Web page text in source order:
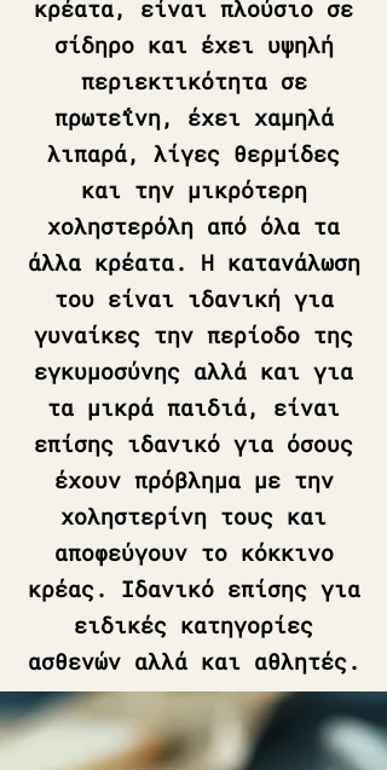
κρέατα, είναι πλούσιο σε
σίδηρο και έχει υψηλή
περιεκτικότητα σε
πρωτεΐνη, έχει χαμηλά
λιπαρά, λίγες θερμίδες
και την μικρότερη
χοληστερόλη από όλα τα
άλλα κρέατα. Η κατανάλωση
του είναι ιδανική για
γυναίκες την περίοδο της
εγκυμοσύνης αλλά και για
τα μικρά παιδιά, είναι
επίσης ιδανικό για όσους
έχουν πρόβλημα με την
χοληστερίνη τους και
αποφεύγουν το κόκκινο
κρέας. Ιδανικό επίσης για
ειδικές κατηγορίες
ασθενών αλλά και αθλητές.